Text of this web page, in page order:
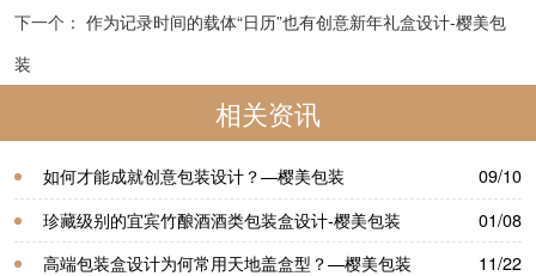
下一个： 作为记录时间的载体“日历”也有创意新年礼盒设计-樱美包
装
相关资讯
如何才能成就创意包装设计？—樱美包装
09/10
珍藏级别的宜宾竹酿酒酒类包装盒设计-樱美包装
01/08
高端包装盒设计为何常用天地盖盒型？—樱美包装
11/22